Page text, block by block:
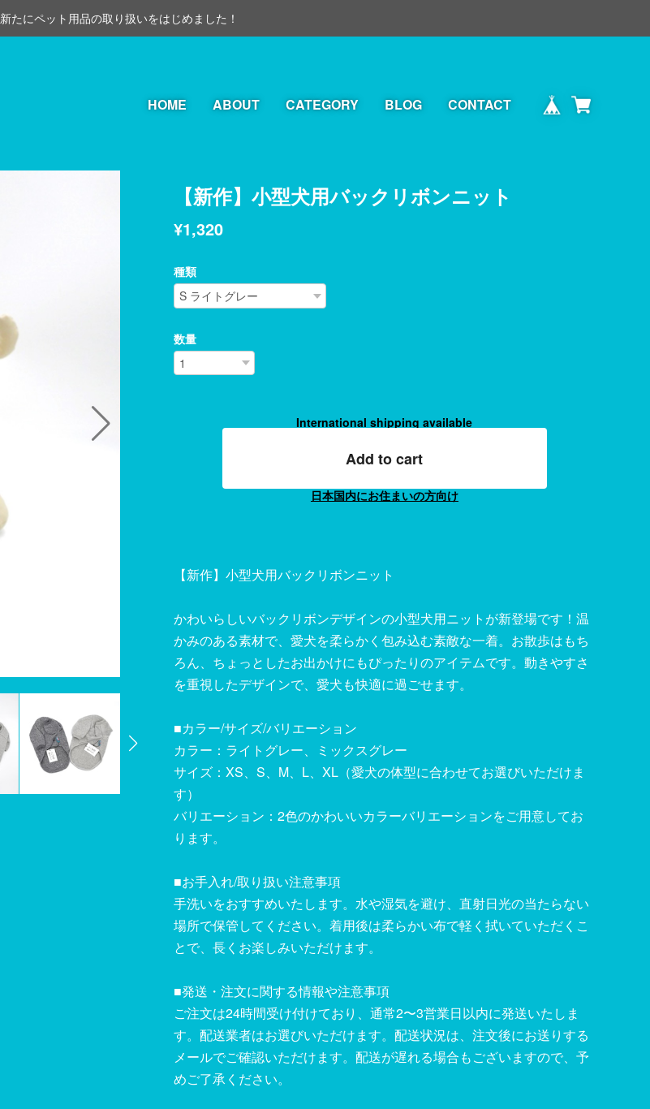
新たにペット用品の取り扱いをはじめました！
HOME ABOUT CATEGORY BLOG CONTACT
【新作】小型犬用バックリボンニット
¥1,320
種類
数量
International shipping available
Add to cart
日本国内にお住まいの方向け
【新作】小型犬用バックリボンニット
かわいらしいバックリボンデザインの小型犬用ニットが新登場です！温
かみのある素材で、愛犬を柔らかく包み込む素敵な一着。お散歩はもち
ろん、ちょっとしたお出かけにもぴったりのアイテムです。動きやすさ
を重視したデザインで、愛犬も快適に過ごせます。
■カラー/サイズ/バリエーション
カラー：ライトグレー、ミックスグレー
サイズ：XS、S、M、L、XL（愛犬の体型に合わせてお選びいただけま
す）
バリエーション：2色のかわいいカラーバリエーションをご用意してお
ります。
■お手入れ/取り扱い注意事項
手洗いをおすすめいたします。水や湿気を避け、直射日光の当たらない
場所で保管してください。着用後は柔らかい布で軽く拭いていただくこ
とで、長くお楽しみいただけます。
■発送・注文に関する情報や注意事項
ご注文は24時間受け付けており、通常2〜3営業日以内に発送いたしま
す。配送業者はお選びいただけます。配送状況は、注文後にお送りする
メールでご確認いただけます。配送が遅れる場合もございますので、予
めご了承ください。